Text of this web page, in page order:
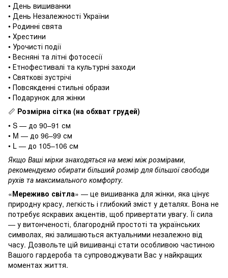
• День вишиванки
• День Незалежності України
• Родинні свята
• Хрестини
• Урочисті події
• Весняні та літні фотосесії
• Етнофестивалі та культурні заходи
• Святкові зустрічі
• Повсякденні стильні образи
• Подарунок для жінки
📏 Розмірна сітка (на обхват грудей)
• S — до 90–91 см
• M — до 96–99 см
• L — до 105–106 см
Якщо Ваші мірки знаходяться на межі між розмірами,
рекомендуємо обирати більший розмір для більшої свободи
рухів та максимального комфорту.
«Мереживо світла» — це вишиванка для жінки, яка цінує
природну красу, легкість і глибокий зміст у деталях. Вона не
потребує яскравих акцентів, щоб привертати увагу. Її сила
— у витонченості, благородній простоті та українських
символах, які залишаються актуальними незалежно від
часу. Дозвольте цій вишиванці стати особливою частиною
Вашого гардероба та супроводжувати Вас у найкращих
моментах життя.